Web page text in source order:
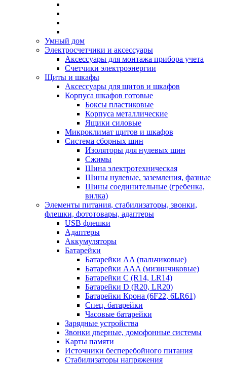
Умный дом
Электросчетчики и аксессуары
Аксессуары для монтажа прибора учета
Счетчики электроэнергии
Щиты и шкафы
Аксессуары для щитов и шкафов
Корпуса шкафов готовые
Боксы пластиковые
Корпуса металлические
Ящики силовые
Микроклимат щитов и шкафов
Система сборных шин
Изоляторы для нулевых шин
Сжимы
Шина электротехническая
Шины нулевые, заземления, фазные
Шины соединительные (гребенка,
вилка)
Элементы питания, стабилизаторы, звонки,
флешки, фототовары, адаптеры
USB флешки
Адаптеры
Аккумуляторы
Батарейки
Батарейки AA (пальчиковые)
Батарейки AAA (мизинчиковые)
Батарейки C (R14, LR14)
Батарейки D (R20, LR20)
Батарейки Крона (6F22, 6LR61)
Спец. батарейки
Часовые батарейки
Зарядные устройства
Звонки дверные, домофонные системы
Карты памяти
Источники бесперебойного питания
Стабилизаторы напряжения